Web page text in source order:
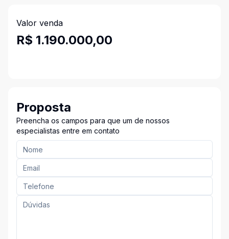
Valor venda
R$ 1.190.000,00
Proposta
Preencha os campos para que um de nossos
especialistas entre em contato